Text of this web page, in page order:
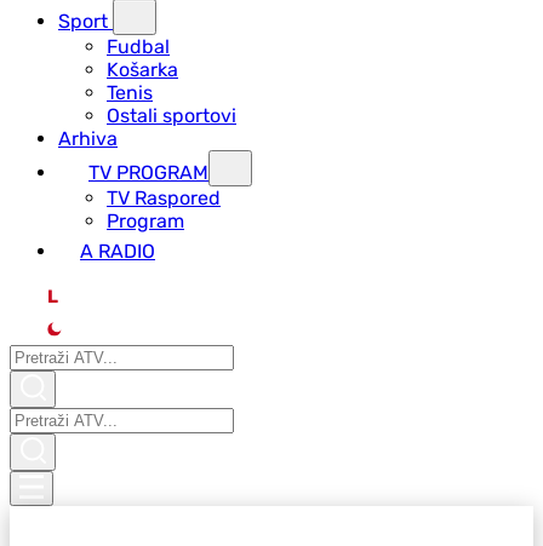
Sport
Fudbal
Košarka
Tenis
Ostali sportovi
Arhiva
TV PROGRAM
ТV Raspored
Program
A RADIO
L